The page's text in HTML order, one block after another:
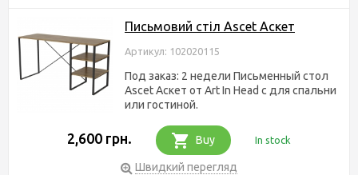
Письмовий стіл Ascet Аскет
Артикул: 102020115
Под заказ: 2 недели Письменный стол
Ascet Аскет от Art In Head с для спальни
или гостиной.
2,600 грн. Buy In stock
Швидкий перегляд